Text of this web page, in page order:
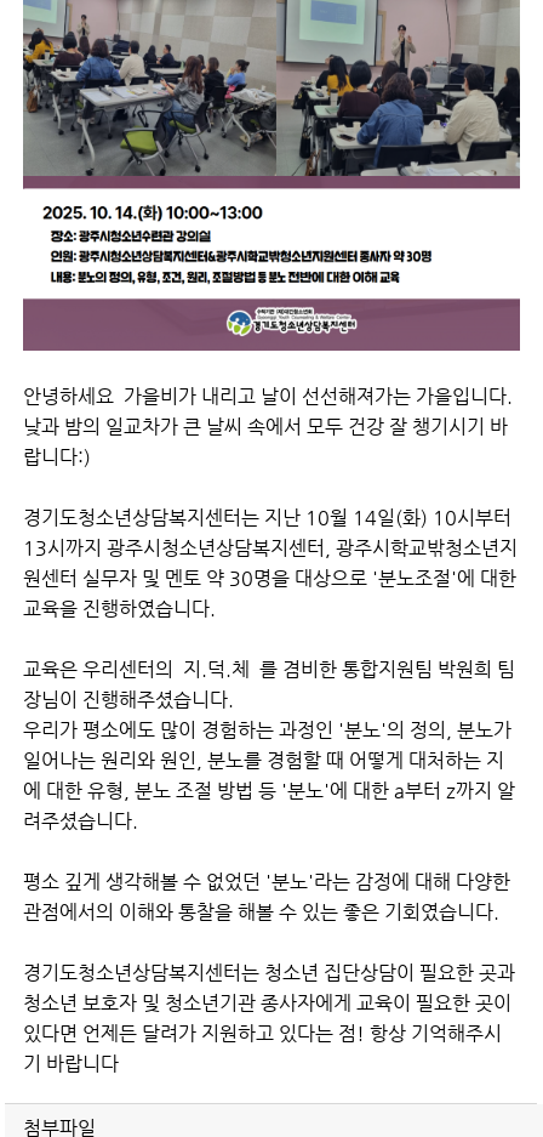
안녕하세요 가을비가 내리고 날이 선선해져가는 가을입니다.
낮과 밤의 일교차가 큰 날씨 속에서 모두 건강 잘 챙기시기 바
랍니다:)
경기도청소년상담복지센터는 지난 10월 14일(화) 10시부터
13시까지 광주시청소년상담복지센터, 광주시학교밖청소년지
원센터 실무자 및 멘토 약 30명을 대상으로 '분노조절'에 대한
교육을 진행하였습니다.
교육은 우리센터의 지.덕.체
를 겸비한 통합지원팀 박원희 팀
장님이 진행해주셨습니다.
우리가 평소에도 많이 경험하는 과정인 '분노'의 정의, 분노가
일어나는 원리와 원인, 분노를 경험할 때 어떻게 대처하는 지
에 대한 유형, 분노 조절 방법 등 '분노'에 대한 a부터 z까지 알
려주셨습니다.
​평소 깊게 생각해볼 수 없었던 '분노'라는 감정에 대해 다양한
관점에서의 이해와 통찰을 해볼 수 있는 좋은 기회였습니다.
경기도청소년상담복지센터는 청소년 집단상담이 필요한 곳과
청소년 보호자 및 청소년기관 종사자에게 교육이 필요한 곳이
있다면 언제든 달려가 지원하고 있다는 점! 항상 기억해주시
기 바랍니다
첨부파일